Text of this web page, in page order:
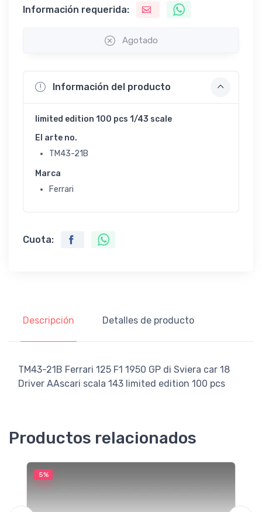
Información requerida:
Agotado
Información del producto
limited edition 100 pcs 1/43 scale
El arte no.
TM43-21B
Marca
Ferrari
Cuota:
Descripción Detalles de producto
TM43-21B Ferrari 125 F1 1950 GP di Sviera car 18
Driver AAscari scala 143 limited edition 100 pcs
Productos relacionados
5%